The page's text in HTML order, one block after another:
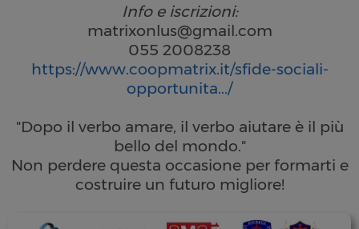
Info e iscrizioni:
matrixonlus@gmail.com
055 2008238
https://www.coopmatrix.it/sfide-sociali-
opportunita.../
"Dopo il verbo amare, il verbo aiutare è il più
bello del mondo."
Non perdere questa occasione per formarti e
costruire un futuro migliore!